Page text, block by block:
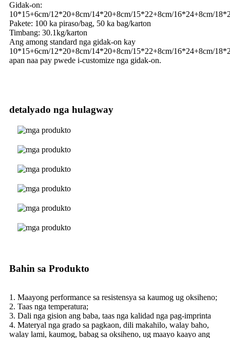
Gidak-on:
10*15+6cm/12*20+8cm/14*20+8cm/15*22+8cm/16*24+8cm/
Pakete: 100 ka piraso/bag, 50 ka bag/karton
Timbang: 30.1kg/karton
Ang among standard nga gidak-on kay
10*15+6cm/12*20+8cm/14*20+8cm/15*22+8cm/16*24+8cm/
apan naa pay pwede i-customize nga gidak-on.
detalyado nga hulagway
Bahin sa Produkto
1. Maayong performance sa resistensya sa kaumog ug oksiheno;
2. Taas nga temperatura;
3. Dali nga gision ang baba, taas nga kalidad nga pag-imprinta
4. Materyal nga grado sa pagkaon, dili makahilo, walay baho,
walay lami, kaumog, babag sa oksiheno, ug maayo kaayo ang